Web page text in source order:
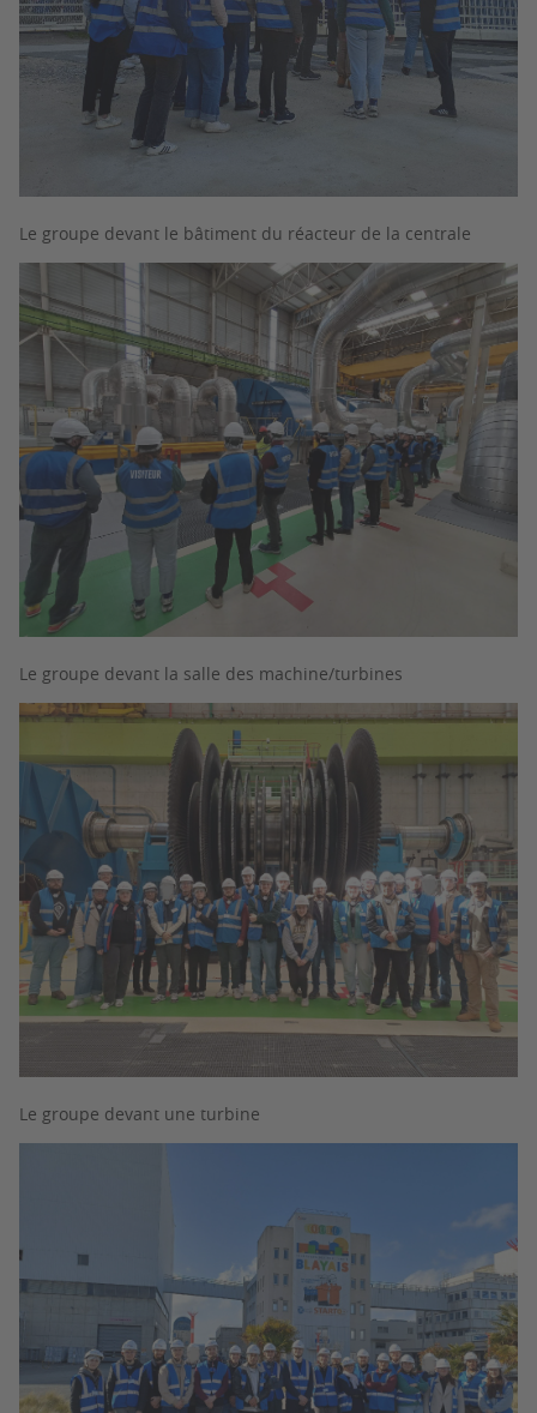
Le groupe devant le bâtiment du réacteur de la centrale
Le groupe devant la salle des machine/turbines
Le groupe devant une turbine